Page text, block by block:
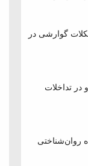
گوارشی در
در تداخلات
روان‌شناختی